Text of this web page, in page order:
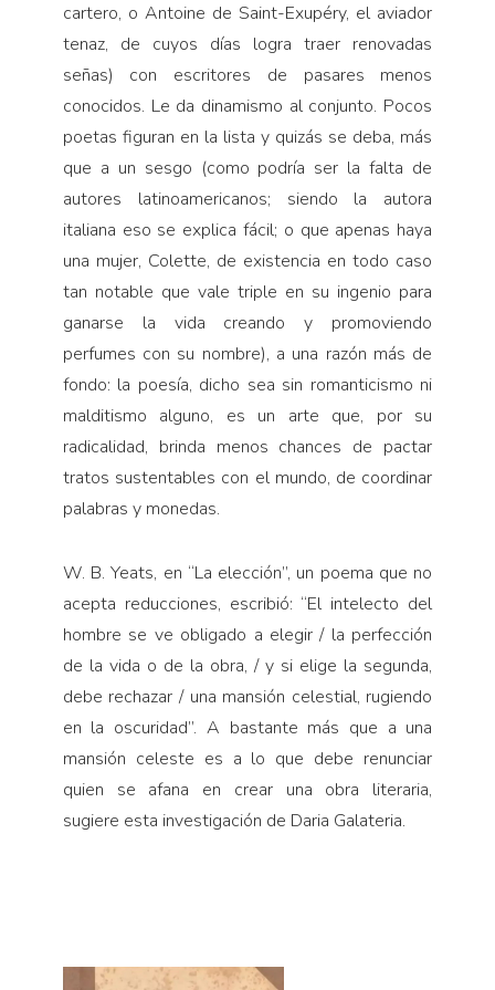
cartero, o Antoine de Saint-Exupéry, el aviador
tenaz, de cuyos días logra traer renovadas
señas) con escritores de pasares menos
conocidos. Le da dinamismo al conjunto. Pocos
poetas figuran en la lista y quizás se deba, más
que a un sesgo (como podría ser la falta de
autores latinoamericanos; siendo la autora
italiana eso se explica fácil; o que apenas haya
una mujer, Colette, de existencia en todo caso
tan notable que vale triple en su ingenio para
ganarse la vida creando y promoviendo
perfumes con su nombre), a una razón más de
fondo: la poesía, dicho sea sin romanticismo ni
malditismo alguno, es un arte que, por su
radicalidad, brinda menos chances de pactar
tratos sustentables con el mundo, de coordinar
palabras y monedas.
W. B. Yeats, en “La elección”, un poema que no
acepta reducciones, escribió: “El intelecto del
hombre se ve obligado a elegir / la perfección
de la vida o de la obra, / y si elige la segunda,
debe rechazar / una mansión celestial, rugiendo
en la oscuridad”. A bastante más que a una
mansión celeste es a lo que debe renunciar
quien se afana en crear una obra literaria,
sugiere esta investigación de Daria Galateria.